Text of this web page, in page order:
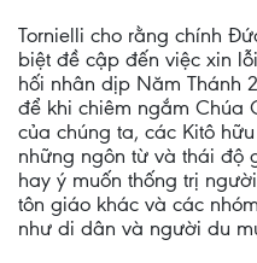
Tornielli cho rằng chính
biệt đề cập đến việc xin
hối nhân dịp Năm Thánh
để khi chiêm ngắm Chúa
của chúng ta, các Kitô
những ngôn từ và thái độ
hay ý muốn thống trị
tôn giáo khác và các
như di dân và người du